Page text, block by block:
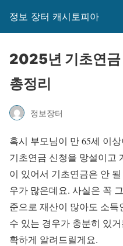
정보 장터 캐시토피아
2025년 기초연금
총정리
정보장터
혹시 부모님이 만 65세 이
기초연금 신청을 망설이고
이 있어서 기초연금은 안
우가 많은데요. 사실은 꼭
준으로 재산이 많아도 소
수 있는 경우가 충분히 있
확하게 알려드릴게요.